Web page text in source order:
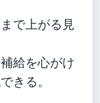
で上がる見
給を心がけ
きる。